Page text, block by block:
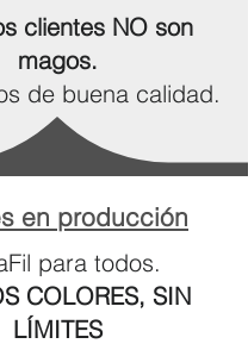
clientes NO son
magos.
de buena calidad.
en producción
para todos.
COLORES, SIN
LÍMITES